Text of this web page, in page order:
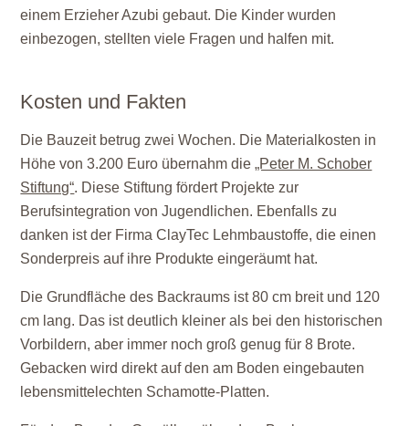
einem Erzieher Azubi gebaut. Die Kinder wurden
einbezogen, stellten viele Fragen und halfen mit.
Kosten und Fakten
Die Bauzeit betrug zwei Wochen. Die Materialkosten in
Höhe von 3.200 Euro übernahm die„Peter M. Schober
Stiftung“. Diese Stiftung fördert Projekte zur
Berufsintegration von Jugendlichen. Ebenfalls zu
danken ist der Firma ClayTec Lehmbaustoffe, die einen
Sonderpreis auf ihre Produkte eingeräumt hat.
Die Grundfläche des Backraums ist 80 cm breit und 120
cm lang. Das ist deutlich kleiner als bei den historischen
Vorbildern, aber immer noch groß genug für 8 Brote.
Gebacken wird direkt auf den am Boden eingebauten
lebensmittelechten Schamotte-Platten.